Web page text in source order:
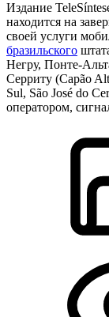
Издание
находится на
своей услуги
бразильского
Негру, Понте-
Серриту (Capão
Sul, São José do
оператором,